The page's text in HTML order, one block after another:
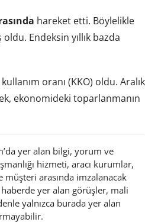
hareket etti. Böylelikle
Endeksin yıllık bazda
oranı (KKO) oldu. Aralık
ekonomideki toparlanmanın
yer alan bilgi, yorum ve
hizmeti, aracı kurumlar,
arasında imzalanacak
haberde yer alan görüşler, mali
yalnızca burada yer alan